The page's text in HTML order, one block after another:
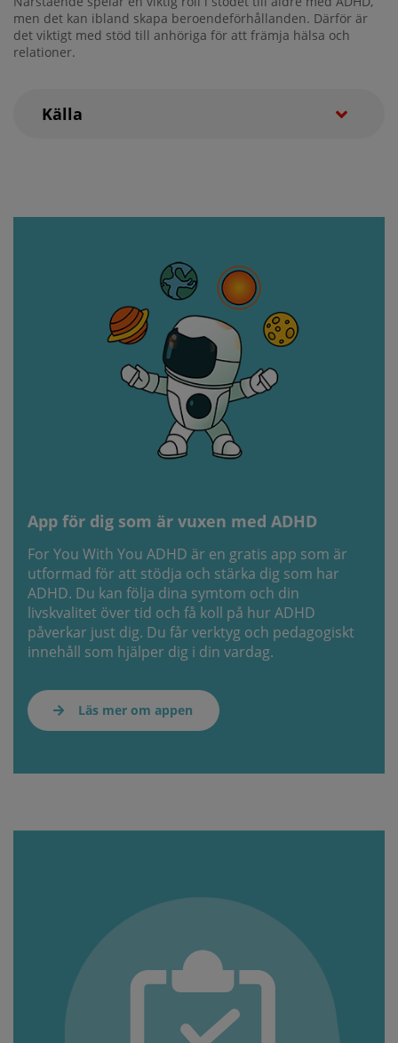
men det kan ibland skapa beroendeförhållanden. Därför är
det viktigt med stöd till anhöriga för att främja hälsa och
relationer.
Källa
App för dig som är vuxen med ADHD
For You With You ADHD är en gratis app som är
utformad för att stödja och stärka dig som har
ADHD. Du kan följa dina symtom och din
livskvalitet över tid och få koll på hur ADHD
påverkar just dig. Du får verktyg och pedagogiskt
innehåll som hjälper dig i din vardag.
Läs mer om appen